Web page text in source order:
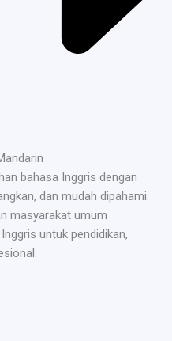
bahasa Inggris dengan
dan mudah dipahami.
masyarakat umum
untuk pendidikan,